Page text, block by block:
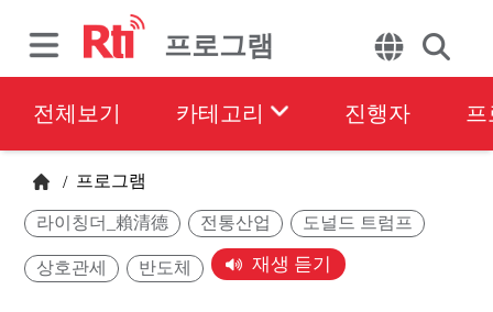
프로그램
전체보기 카테고리 진행자
/ 프로그램
라이칭더_賴清德 전통산업 도널드 트럼프
상호관세 반도체 재생 듣기